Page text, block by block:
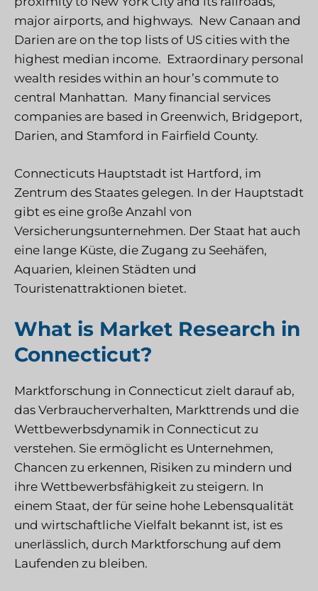
major airports, and highways. New Canaan and
Darien are on the top lists of US cities with the
highest median income. Extraordinary personal
wealth resides within an hour’s commute to
central Manhattan. Many financial services
companies are based in Greenwich, Bridgeport,
Darien, and Stamford in Fairfield County.
Connecticuts Hauptstadt ist Hartford, im
Zentrum des Staates gelegen. In der Hauptstadt
gibt es eine große Anzahl von
Versicherungsunternehmen. Der Staat hat auch
eine lange Küste, die Zugang zu Seehäfen,
Aquarien, kleinen Städten und
Touristenattraktionen bietet.
What is Market Research in
Connecticut?
Marktforschung in Connecticut zielt darauf ab,
das Verbraucherverhalten, Markttrends und die
Wettbewerbsdynamik in Connecticut zu
verstehen. Sie ermöglicht es Unternehmen,
Chancen zu erkennen, Risiken zu mindern und
ihre Wettbewerbsfähigkeit zu steigern. In
einem Staat, der für seine hohe Lebensqualität
und wirtschaftliche Vielfalt bekannt ist, ist es
unerlässlich, durch Marktforschung auf dem
Laufenden zu bleiben.